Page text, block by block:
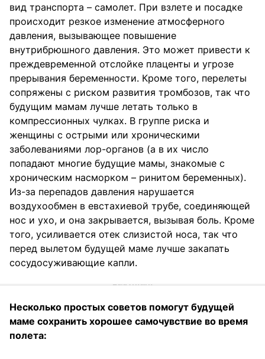
вид транспорта – самолет. При взлете и посадке
происходит резкое изменение атмосферного
давления, вызывающее повышение
внутрибрюшного давления. Это может привести к
преждевременной отслойке плаценты и угрозе
прерывания беременности. Кроме того, перелеты
сопряжены с риском развития тромбозов, так что
будущим мамам лучше летать только в
компрессионных чулках. В группе риска и
женщины с острыми или хроническими
заболеваниями лор-органов (а в их число
попадают многие будущие мамы, знакомые с
хроническим насморком – ринитом беременных).
Из-за перепадов давления нарушается
воздухообмен в евстахиевой трубе, соединяющей
нос и ухо, и она закрывается, вызывая боль. Кроме
того, усиливается отек слизистой носа, так что
перед вылетом будущей маме лучше закапать
сосудосуживающие капли.
Несколько простых советов помогут будущей
маме сохранить хорошее самочувствие во время
полета: